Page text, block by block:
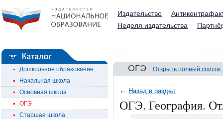
Издательство
Неделя издательства
Дошкольное образование
Начальная школа
Основная школа
ОГЭ
Старшая школа
ОГЭ Открыть полный список
← Назад в раздел
ОГЭ. География.